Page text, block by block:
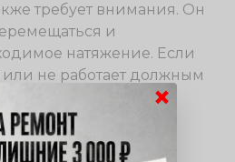
требует внимания. Он
и
натяжение. Если
или не работает должным
чтобы избежать
цепи следите за
×